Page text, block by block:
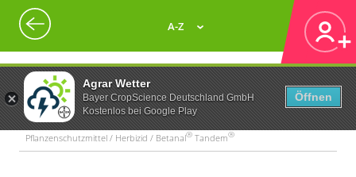
Agrar Wetter
Bayer CropScience Deutschland GmbH
Kostenlos bei Google Play
Öffnen
A-Z
Pflanzenschutzmittel / Herbizid / Betanal® Tandem®